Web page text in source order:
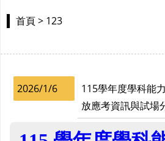
首頁 > 123
2026/1/6
115學年度學科能
放應考資訊與試場